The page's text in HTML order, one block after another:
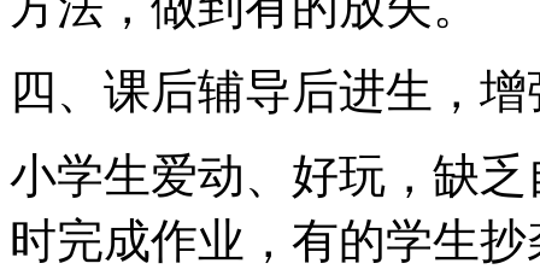
四、课后辅导后进生，
小学生爱动、好玩，缺
时完成作业，有的学生